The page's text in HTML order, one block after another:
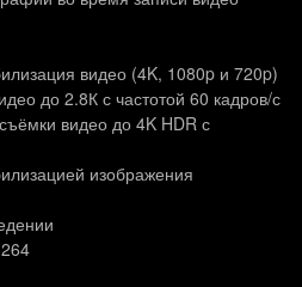
видео (4K, 1080p и 720p)
до 2.8К с частотой 60 кадров/с
видео до 4K HDR с
изображения